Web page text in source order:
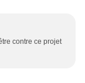
contre ce projet